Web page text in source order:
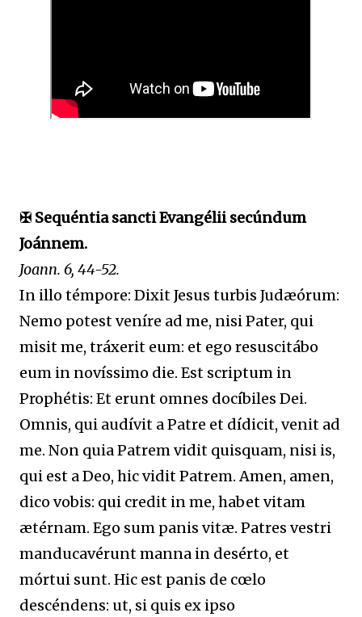
✠ Sequéntia sancti Evangélii secúndum
Joánnem.
Joann. 6, 44-52.
In illo témpore: Dixit Jesus turbis Judæórum:
Nemo potest veníre ad me, nisi Pater, qui
misit me, tráxerit eum: et ego resuscitábo
eum in novíssimo die. Est scriptum in
Prophétis: Et erunt omnes docíbiles Dei.
Omnis, qui audívit a Patre et dídicit, venit ad
me. Non quia Patrem vidit quisquam, nisi is,
qui est a Deo, hic vidit Patrem. Amen, amen,
dico vobis: qui credit in me, habet vitam
ætérnam. Ego sum panis vitæ. Patres vestri
manducavérunt manna in desérto, et
mórtui sunt. Hic est panis de cœlo
descéndens: ut, si quis ex ipso